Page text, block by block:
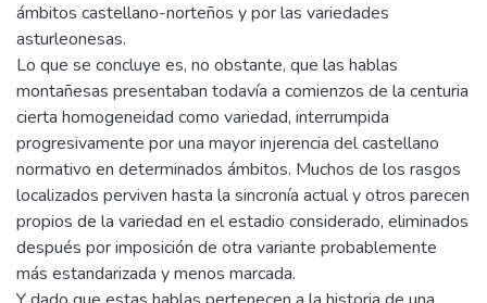
ámbitos castellano-norteños y por las variedades
asturleonesas.
Lo que se concluye es, no obstante, que las hablas
montañesas presentaban todavía a comienzos de la centuria
cierta homogeneidad como variedad, interrumpida
progresivamente por una mayor injerencia del castellano
normativo en determinados ámbitos. Muchos de los rasgos
localizados perviven hasta la sincronía actual y otros parecen
propios de la variedad en el estadio considerado, eliminados
después por imposición de otra variante probablemente
más estandarizada y menos marcada.